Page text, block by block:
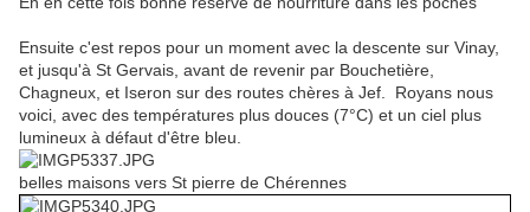
Ensuite c'est repos pour un moment avec la descente sur Vinay,
et jusqu'à St Gervais, avant de revenir par Bouchetière,
Chagneux, et Iseron sur des routes chères à Jef. Royans nous
voici, avec des températures plus douces (7°C) et un ciel plus
lumineux à défaut d'être bleu.
belles maisons vers St pierre de Chérennes